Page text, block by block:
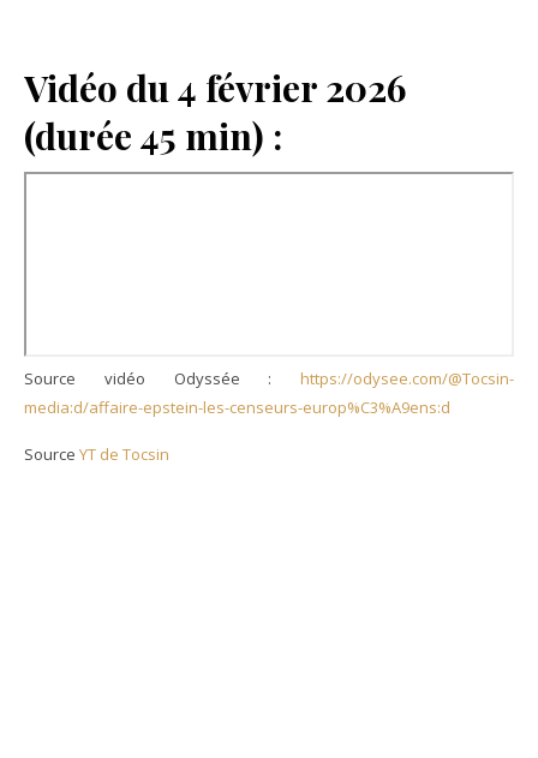
Vidéo du 4 février 2026
(durée 45 min) :
Source vidéo Odyssée : https://odysee.com/@Tocsin-
media:d/affaire-epstein-les-censeurs-europ%C3%A9ens:d
Source YT de Tocsin